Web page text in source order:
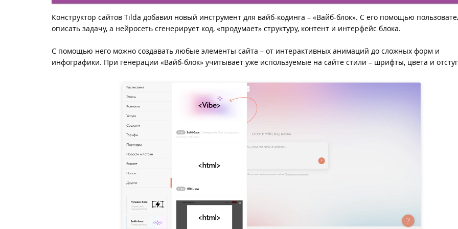
Конструктор сайтов Tilda добавил новый инструмент для вайб-кодинга – «Вайб-блок». С его помощью
описать задачу, а нейросеть сгенерирует код, «продумает» структуру, контент и интерфейс блока.
С помощью него можно создавать любые элементы сайта – от интерактивных анимаций до сложных форм и
инфографики. При генерации «Вайб-блок» учитывает уже используемые на сайте стили – шрифты, цвета и